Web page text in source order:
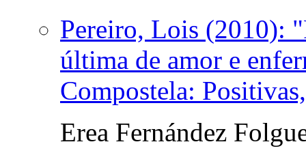
Pereiro, Lois (2010):
última de amor e
Compostela:
Erea Fernández